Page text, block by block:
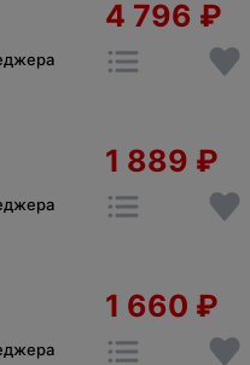
4 796 ₽
1 889 ₽
1 660 ₽